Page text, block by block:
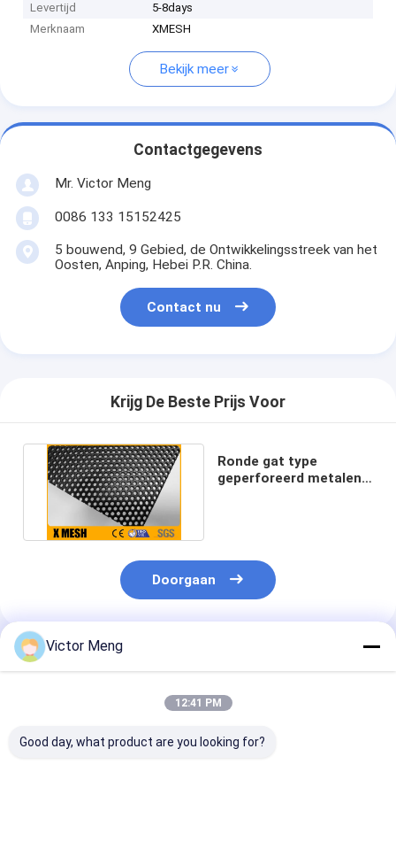
Levertijd
5-8days
Merknaam
XMESH
Bekijk meer
Contactgegevens
Mr. Victor Meng
0086 133 15152425
5 bouwend, 9 Gebied, de Ontwikkelingsstreek van het
Oosten, Anping, Hebei P.R. China.
Contact nu
Krijg De Beste Prijs Voor
Ronde gat type
geperforeerd metalen
Doorgaan
Geadviseerde Producten
Victor Meng
12:41 PM
Good day, what product are you looking for?